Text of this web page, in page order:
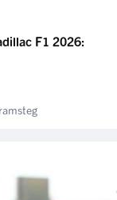
F1 2026: